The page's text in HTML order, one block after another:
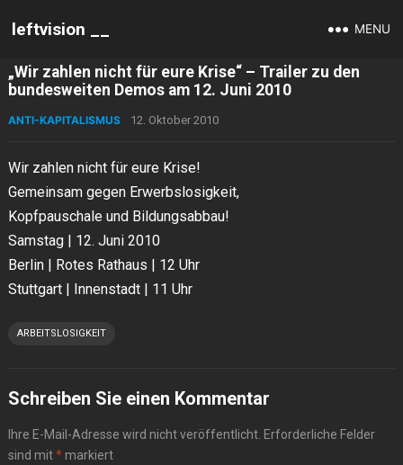
leftvision __ MENU
„Wir zahlen nicht für eure Krise“ – Trailer zu den
bundesweiten Demos am 12. Juni 2010
ANTI-KAPITALISMUS 12. Oktober 2010
Wir zahlen nicht für eure Krise!
Gemeinsam gegen Erwerbslosigkeit,
Kopfpauschale und Bildungsabbau!
Samstag | 12. Juni 2010
Berlin | Rotes Rathaus | 12 Uhr
Stuttgart | Innenstadt | 11 Uhr
ARBEITSLOSIGKEIT
Schreiben Sie einen Kommentar
Ihre E-Mail-Adresse wird nicht veröffentlicht. Erforderliche Felder
sind mit*markiert